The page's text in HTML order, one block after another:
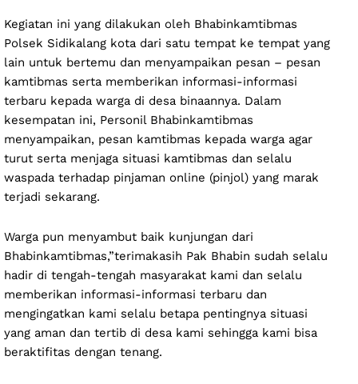
Kegiatan ini yang dilakukan oleh Bhabinkamtibmas
Polsek Sidikalang kota dari satu tempat ke tempat yang
lain untuk bertemu dan menyampaikan pesan – pesan
kamtibmas serta memberikan informasi-informasi
terbaru kepada warga di desa binaannya. Dalam
kesempatan ini, Personil Bhabinkamtibmas
menyampaikan, pesan kamtibmas kepada warga agar
turut serta menjaga situasi kamtibmas dan selalu
waspada terhadap pinjaman online (pinjol) yang marak
terjadi sekarang.
Warga pun menyambut baik kunjungan dari
Bhabinkamtibmas,”terimakasih Pak Bhabin sudah selalu
hadir di tengah-tengah masyarakat kami dan selalu
memberikan informasi-informasi terbaru dan
mengingatkan kami selalu betapa pentingnya situasi
yang aman dan tertib di desa kami sehingga kami bisa
beraktifitas dengan tenang.